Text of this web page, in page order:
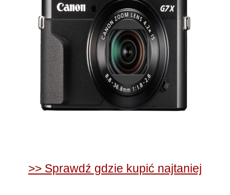
>> Sprawdź gdzie kupić najtaniej